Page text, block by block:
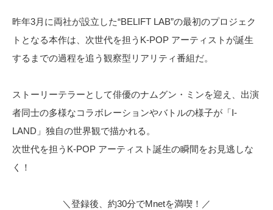
昨年3月に両社が設立した“BELIFT LAB”の最初のプロジェク
トとなる本作は、次世代を担うK-POP アーティストが誕生
するまでの過程を追う観察型リアリティ番組だ。
ストーリーテラーとして俳優のナムグン・ミンを迎え、出演
者同士の多様なコラボレーションやバトルの様子が「I-
LAND」独自の世界観で描かれる。
次世代を担うK-POP アーティスト誕生の瞬間をお見逃しな
く！
＼登録後、約30分でMnetを満喫！／